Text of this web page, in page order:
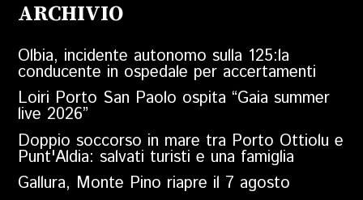
ARCHIVIO
Olbia, incidente autonomo sulla 125:la
conducente in ospedale per accertamenti
Loiri Porto San Paolo ospita “Gaia summer
live 2026”
Doppio soccorso in mare tra Porto Ottiolu e
Punt'Aldia: salvati turisti e una famiglia
Gallura, Monte Pino riapre il 7 agosto